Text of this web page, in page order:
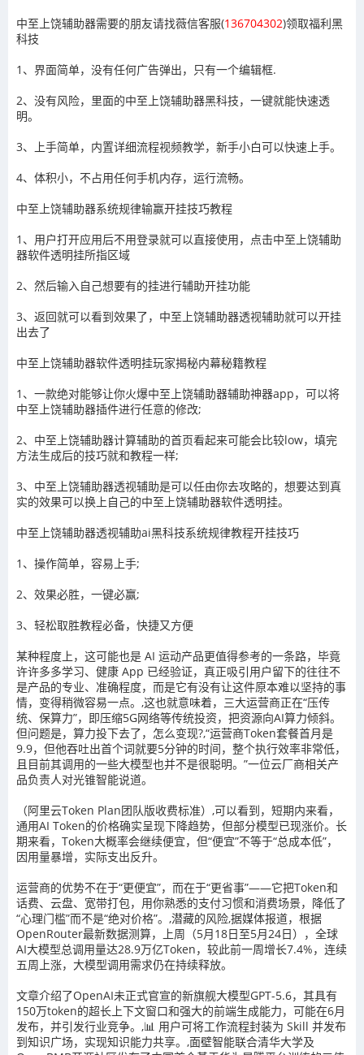
中至上饶辅助器需要的朋友请找薇信客服(136704302)领取福利黑
科技
1、界面简单，没有任何广告弹出，只有一个编辑框.
2、没有风险，里面的中至上饶辅助器黑科技，一键就能快速透
明。
3、上手简单，内置详细流程视频教学，新手小白可以快速上手。
4、体积小，不占用任何手机内存，运行流畅。
中至上饶辅助器系统规律输赢开挂技巧教程
1、用户打开应用后不用登录就可以直接使用，点击中至上饶辅助
器软件透明挂所指区域
2、然后输入自己想要有的挂进行辅助开挂功能
3、返回就可以看到效果了， 中至上饶辅助器透视辅助就可以开挂
出去了
中至上饶辅助器软件透明挂玩家揭秘内幕秘籍教程
1、一款绝对能够让你火爆中至上饶辅助器辅助神器app，可以将
中至上饶辅助器插件进行任意的修改;
2、 中至上饶辅助器计算辅助的首页看起来可能会比较low，填完
方法生成后的技巧就和教程一样;
3、 中至上饶辅助器透视辅助是可以任由你去攻略的，想要达到真
实的效果可以换上自己的中至上饶辅助器软件透明挂。
中至上饶辅助器透视辅助ai黑科技系统规律教程开挂技巧
1、操作简单，容易上手;
2、效果必胜，一键必赢;
3、轻松取胜教程必备，快捷又方便
某种程度上，这可能也是 AI 运动产品更值得参考的一条路，毕竟
许许多多学习、健康 App 已经验证，真正吸引用户留下的往往不
是产品的专业、准确程度，而是它有没有让这件原本难以坚持的事
情，变得稍微容易一点。,这也就意味着，三大运营商正在“压传
统、保算力”，即压缩5G网络等传统投资，把资源向AI算力倾斜。
但问题是，算力投下去了，怎么变现?,“运营商Token套餐首月是
9.9，但他吞吐出首个词就要5分钟的时间，整个执行效率非常低，
且目前其调用的一些大模型也并不是很聪明。”一位云厂商相关产
品负责人对光锥智能说道。
（阿里云Token Plan团队版收费标准）,可以看到，短期内来看，
通用AI Token的价格确实呈现下降趋势，但部分模型已现涨价。长
期来看，Token大概率会继续便宜，但“便宜”不等于“总成本低”，
因用量暴增，实际支出反升。‌‌
运营商的优势不在于“更便宜”，而在于“更省事”——它把Token和
话费、云盘、宽带打包，用你熟悉的支付习惯和消费场景，降低了
“心理门槛”而不是“绝对价格”。,潜藏的风险,据媒体报道，根据
OpenRouter最新数据测算，上周（5月18日至5月24日），全球
AI大模型总调用量达28.9万亿Token，较此前一周增长7.4%，连续
五周上涨，大模型调用需求仍在持续释放。
文章介绍了OpenAI未正式官宣的新旗舰大模型GPT-5.6，其具有
150万token的超长上下文窗口和强大的前端生成能力，可能在6月
发布，并引发行业竞争。,📊 用户可将工作流程封装为 Skill 并发布
到知识广场，实现知识能力共享。,面壁智能联合清华大学及